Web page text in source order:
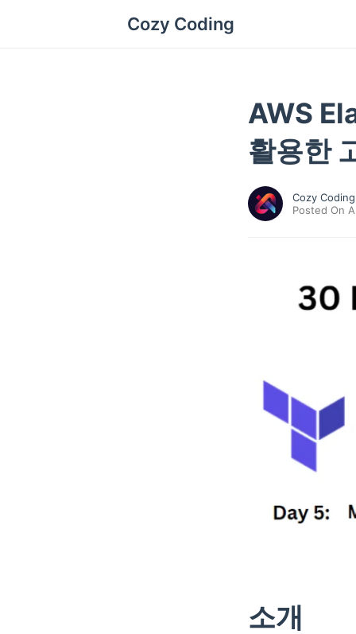
Cozy Coding
AWS
활용한
Cozy Coding
Posted On
소개